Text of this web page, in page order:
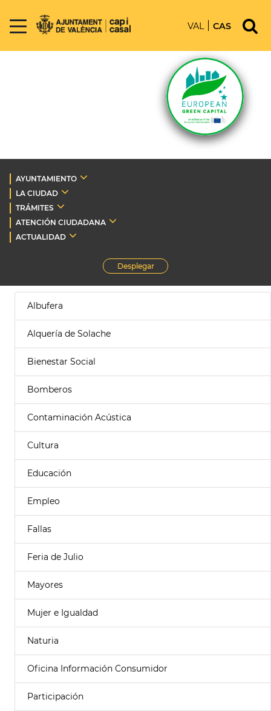
VAL CAS
AYUNTAMIENTO
LA CIUDAD
TRÁMITES
ATENCIÓN CIUDADANA
ACTUALIDAD
Desplegar
Albufera
Alquería de Solache
Bienestar Social
Bomberos
Contaminación Acústica
Cultura
Educación
Empleo
Fallas
Feria de Julio
Mayores
Mujer e Igualdad
Naturia
Oficina Información Consumidor
Participación